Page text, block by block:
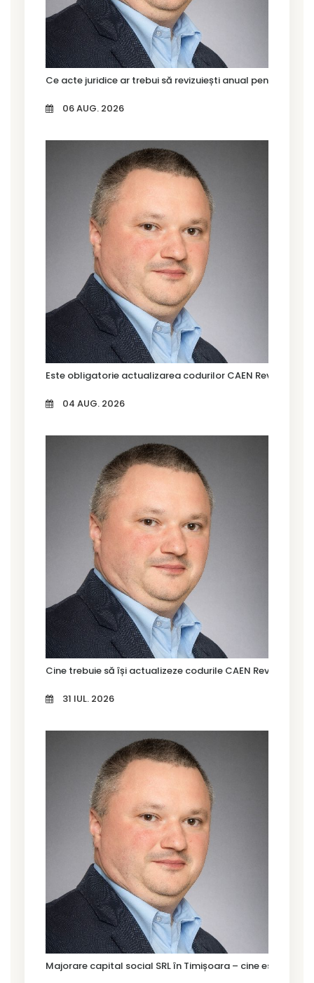
Ce acte juridice ar trebui să revizuiești anual pentru firma
06 AUG. 2026
Este obligatorie actualizarea codurilor CAEN Rev. 3?
04 AUG. 2026
Cine trebuie să își actualizeze codurile CAEN Rev. 3 în
31 IUL. 2026
Majorare capital social SRL în Timișoara – cine este